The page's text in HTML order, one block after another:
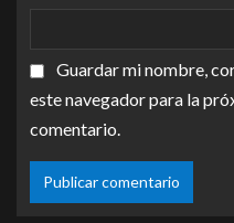
Guardar mi nombre,
este navegador para la
comentario.